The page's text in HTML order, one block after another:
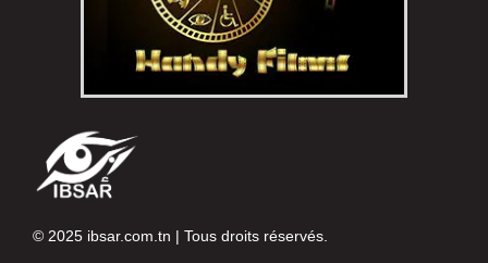
© 2025 ibsar.com.tn | Tous droits réservés.